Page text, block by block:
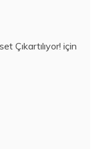
Çıkartılıyor! için